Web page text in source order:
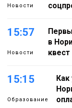
Новости
15:57
Новости
в
15:15
Образование
Как